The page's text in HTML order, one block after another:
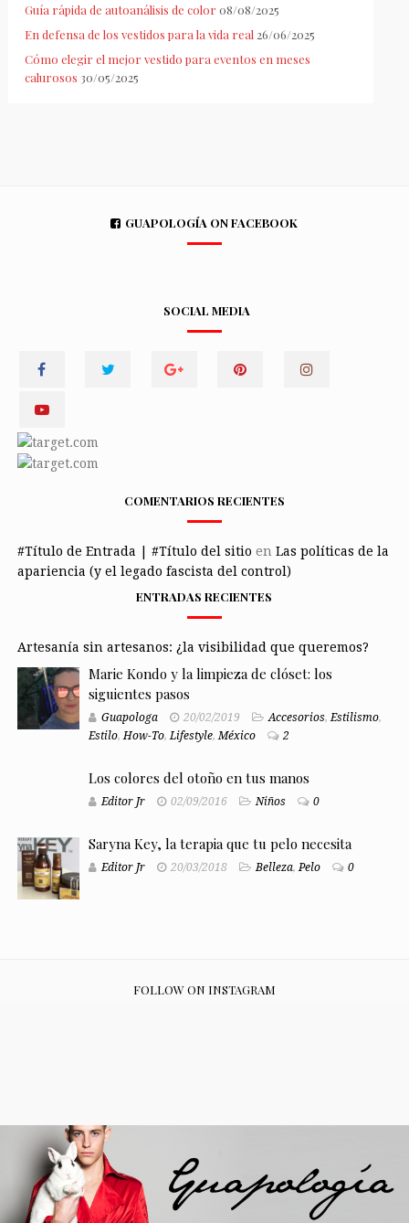
Guía rápida de autoanálisis de color 08/08/2025
En defensa de los vestidos para la vida real 26/06/2025
Cómo elegir el mejor vestido para eventos en meses
calurosos 30/05/2025
GUAPOLOGÍA ON FACEBOOK
SOCIAL MEDIA
COMENTARIOS RECIENTES
#Título de Entrada | #Título del sitio en Las políticas de la
apariencia (y el legado fascista del control)
ENTRADAS RECIENTES
Artesanía sin artesanos: ¿la visibilidad que queremos?
Marie Kondo y la limpieza de clóset: los
siguientes pasos
Guapologa 20/02/2019 Accesorios,Estilismo,
Estilo,How-To,Lifestyle,México 2
Los colores del otoño en tus manos
Editor Jr 02/09/2016 Niños 0
Saryna Key, la terapia que tu pelo necesita
Editor Jr 20/03/2018 Belleza,Pelo 0
FOLLOW ON INSTAGRAM